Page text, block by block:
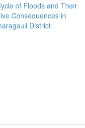
of Floods and Their
Consequences in
District